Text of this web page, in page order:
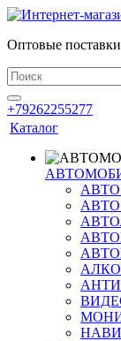
Оптовые
+79262255277
Каталог